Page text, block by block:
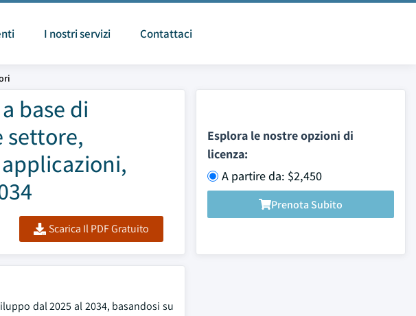
I nostri servizi Contattaci
base di
settore,
Scarica Il PDF Gratuito
Esplora le nostre opzioni di
licenza:
A partire da: $2,450
Prenota Subito
dal 2025 al 2034, basandosi su